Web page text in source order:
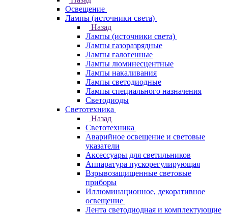
Освещение
Лампы (источники света)
Назад
Лампы (источники света)
Лампы газоразрядные
Лампы галогенные
Лампы люминесцентные
Лампы накаливания
Лампы светодиодные
Лампы специального назначения
Светодиоды
Светотехника
Назад
Светотехника
Аварийное освещение и световые
указатели
Аксессуары для светильников
Аппаратура пускорегулирующая
Взрывозащищенные световые
приборы
Иллюминационное, декоративное
освещение
Лента светодиодная и комплектующие